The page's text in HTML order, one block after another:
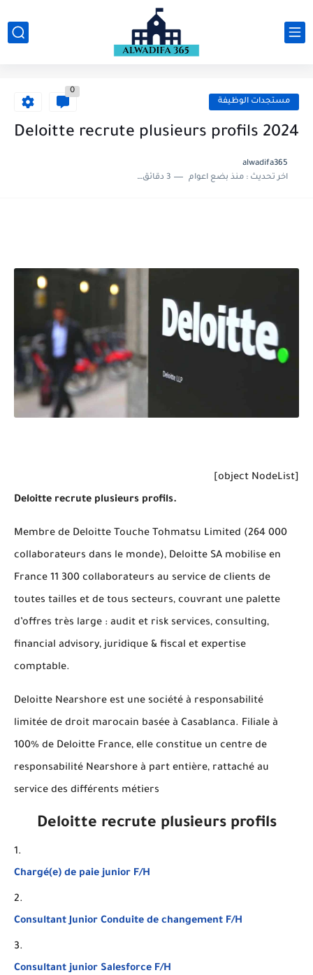
مستجدات الوظيفة
0
Deloitte recrute plusieurs profils 2024
alwadifa365
اخر تحديث :منذ بضع اعوام 3 دقائق للقراءة
[object NodeList]
Deloitte recrute plusieurs profils.
Membre de Deloitte Touche Tohmatsu Limited (264 000
collaborateurs dans le monde), Deloitte SA mobilise en
France 11 300 collaborateurs au service de clients de
toutes tailles et de tous secteurs, couvrant une palette
d’offres très large : audit et risk services, consulting,
financial advisory, juridique & fiscal et expertise
comptable.
Deloitte Nearshore est une société à responsabilité
limitée de droit marocain basée à Casablanca. Filiale à
100% de Deloitte France, elle constitue un centre de
responsabilité Nearshore à part entière, rattaché au
service des différents métiers
Deloitte recrute plusieurs profils
Chargé(e) de paie junior F/H
Consultant Junior Conduite de changement F/H
Consultant junior Salesforce F/H